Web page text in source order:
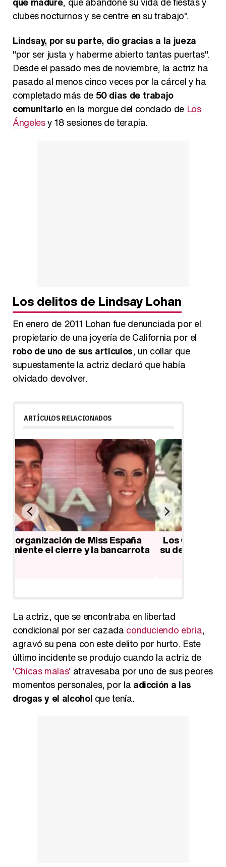
clubes nocturnos y se centre en su trabajo".
Lindsay, por su parte, dio gracias a la jueza
"por ser justa y haberme abierto tantas puertas".
Desde el pasado mes de noviembre, la actriz ha
pasado al menos cinco veces por la cárcel y ha
completado más de50 días de trabajo
comunitario en la morgue del condado de Los
Ángelesy 18 sesiones de terapia.
Los delitos de Lindsay Lohan
En enero de 2011 Lohan fue denunciada por el
propietario de una joyería de California por el
robo de uno de sus artículos, un collar que
supuestamente la actriz declaró que había
olvidado devolver.
ARTÍCULOS RELACIONADOS
Los Guiñoles franceses defienden
su derecho a la caricatura y la sátira
La actriz, que se encontraba en libertad
condicional por ser cazada conduciendo ebria,
agravó su pena con este delito por hurto. Este
último incidente se produjo cuando la actriz de
'Chicas malas' atravesaba por uno de sus peores
momentos personales, por la adicción a las
drogas y el alcohol que tenía.